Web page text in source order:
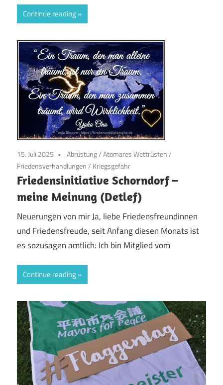
Continue reading
15. Juli 2025 Abrüstung/Atomares Wettrüsten/
Friedensverhandlungen/ Kriegsgefahr
Friedensinitiative Schorndorf –
meine Meinung (Detlef)
Neuerungen von mir Ja, liebe Friedensfreundinnen
und Friedensfreude, seit Anfang diesen Monats ist
es sozusagen amtlich: Ich bin Mitglied vom
Continue reading